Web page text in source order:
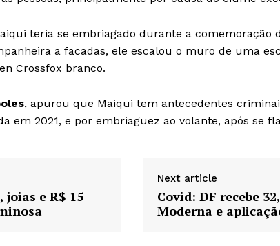
teria se embriagado durante a comemoração
a facadas, ele escalou o muro de uma
Crossfox branco.
, apurou que Maiqui tem antecedentes
em 2021, e por embriaguez ao volante, após se
joias e R$ 15
Next article
Covid: DF recebe
Moderna e